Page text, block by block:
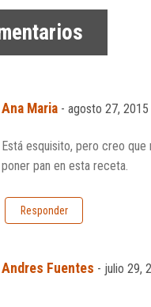
Ana Maria -agosto 27,
Está esquisito, pero creo que
poner pan en esta receta.
Responder
Andres Fuentes - julio 29,